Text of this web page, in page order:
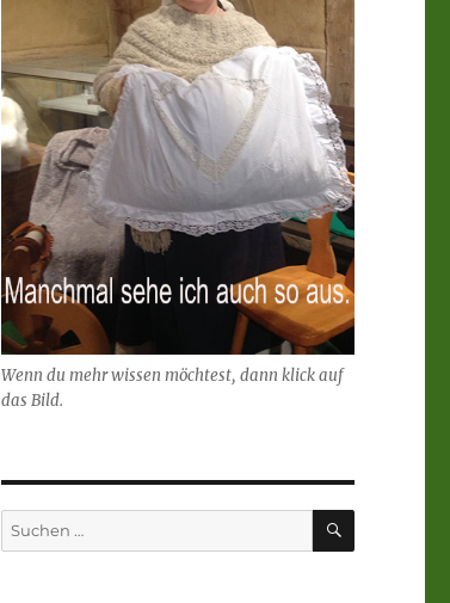
Wenn du mehr wissen möchtest, dann klick auf
das Bild.
Suchen
nach:
SUCHEN